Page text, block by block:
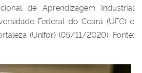
de Aprendizagem Industrial
Federal do Ceará (UFC) e
(Unifor) (05/11/2020). Fonte: